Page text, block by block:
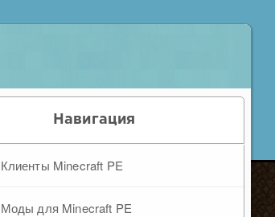
Навигация
Клиенты Minecraft PE
Моды для Minecraft PE